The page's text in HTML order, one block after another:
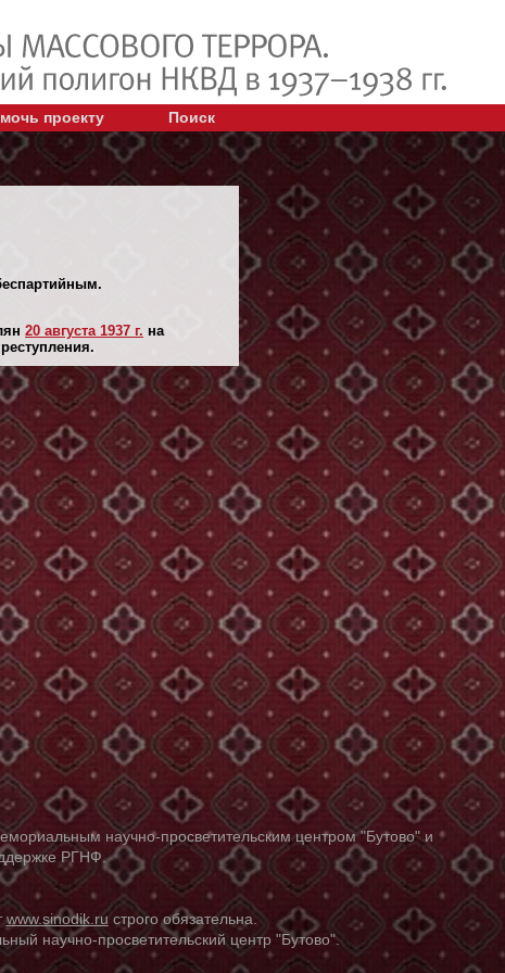
проекту Поиск
20 августа 1937 г. на
научно-просветительским центром "Бутово" и
РГНФ.
www.sinodik.ru строго обязательна.
научно-просветительский центр "Бутово".